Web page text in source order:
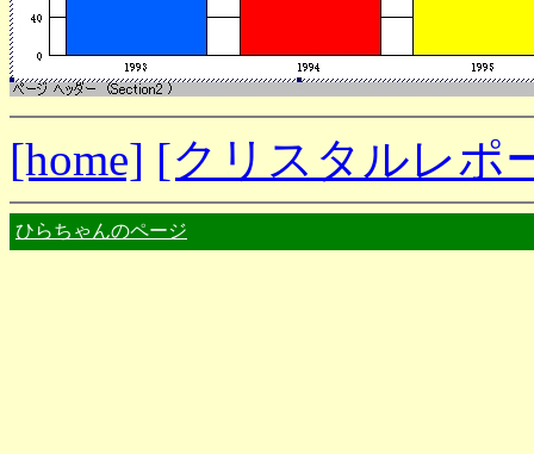
[home] [クリスタルレポ
ひらちゃんのページ